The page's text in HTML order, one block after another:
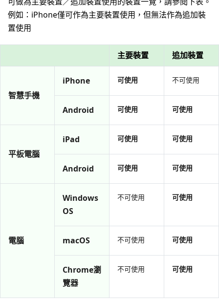
例如：iPhone僅可作為主要裝置使用，但無法作為追加裝
置使用
主要裝置 追加裝置
智慧手機
iPhone 可使用 不可使用
Android 可使用 可使用
平板電腦
iPad 可使用 可使用
Android 可使用 可使用
電腦
Windows
OS
不可使用 可使用
macOS 不可使用 可使用
Chrome瀏
覽器
不可使用 可使用